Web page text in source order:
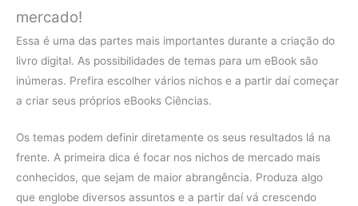
mercado!
Essa é uma das partes mais importantes durante a criação do
livro digital. As possibilidades de temas para um eBook são
inúmeras. Prefira escolher vários nichos e a partir daí começar
a criar seus próprios eBooks Ciências.
Os temas podem definir diretamente os seus resultados lá na
frente. A primeira dica é focar nos nichos de mercado mais
conhecidos, que sejam de maior abrangência. Produza algo
que englobe diversos assuntos e a partir daí vá crescendo